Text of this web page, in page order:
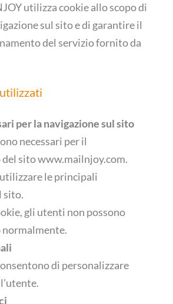
utilizza cookie allo scopo di
sul sito e di garantire il
del servizio fornito da
per la navigazione sul sito
necessari per il
sitowww.mailnjoy.com.
le principali
sito.
gli utenti non possono
di personalizzare